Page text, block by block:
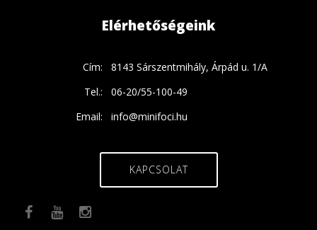
Elérhetőségeink
Cím:
8143 Sárszentmihály, Árpád u. 1/A
Tel.:
06-20/55-100-49
Email:
info@minifoci.hu
KAPCSOLAT